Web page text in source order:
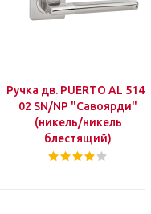
Ручка дв. PUERTO AL 514-
02 SN/NP "Савоярди"
(никель/никель
блестящий)